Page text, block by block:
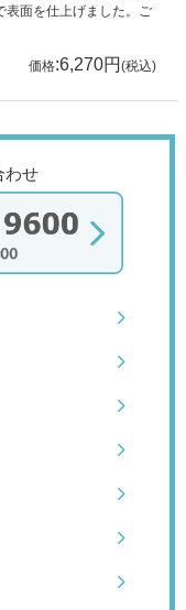
表面を仕上げました。ご
価格:6,270円 (税込)
わせ